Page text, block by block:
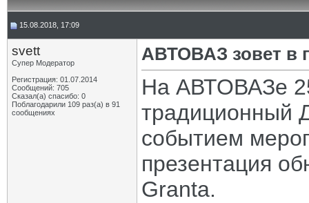
15.08.2018, 17:09
svett
Супер Модератор
Регистрация: 01.07.2014
Сообщений: 705
Сказал(а) спасибо: 0
Поблагодарили 109 раз(а) в 91
сообщениях
АВТОВАЗ зовет в
На АВТОВАЗе
традиционный
событием
презентация
Granta.